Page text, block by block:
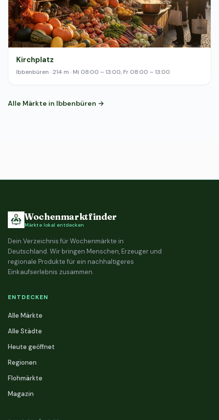
Kirchplatz
Ibbenbüren · 214 m · Mi 08:00 – 13:00, Fr 08:00 – 13:00
Alle Märkte in Ibbenbüren →
Wochenmarktfinder
Märkte lokal entdecken
Dein Verzeichnis für Wochenmärkte in
Deutschland. Wir bringen Menschen, Erzeuger und
regionale Produkte für ein nachhaltigeres
Einkaufserlebnis zusammen.
ENTDECKEN
Alle Märkte
Alle Städte
Heute geöffnet
Regionen
Flohmärkte
Magazin